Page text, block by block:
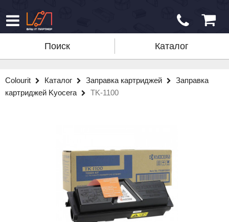
Поиск Каталог
Colourit Каталог Заправка картриджей
Заправка
картриджей Kyocera
TK-1100